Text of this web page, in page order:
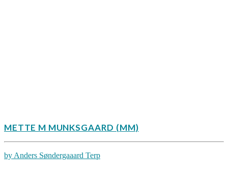
METTE M MUNKSGAARD (MM)
by Anders Søndergaaard Terp